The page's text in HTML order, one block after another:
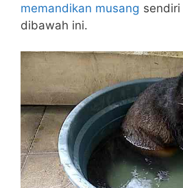
memandikan musang
dibawah ini.